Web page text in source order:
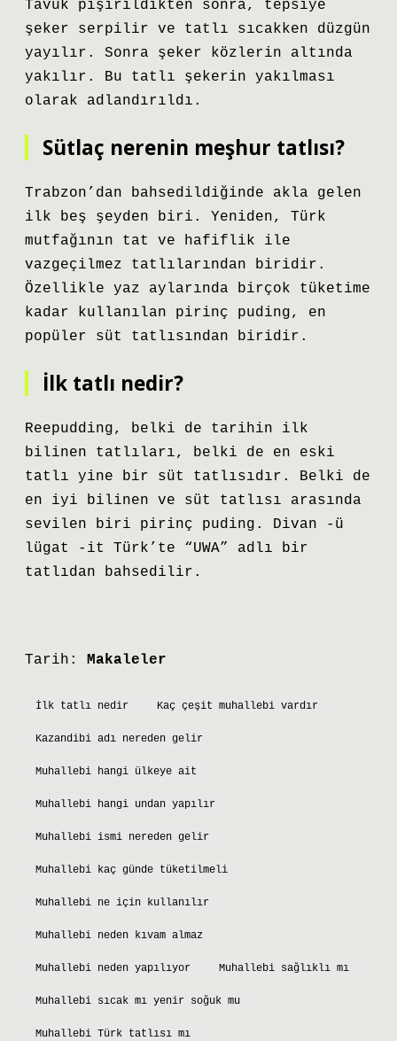
Tavuk pişirildikten sonra, tepsiye
şeker serpilir ve tatlı sıcakken düzgün
yayılır. Sonra şeker közlerin altında
yakılır. Bu tatlı şekerin yakılması
olarak adlandırıldı.
Sütlaç nerenin meşhur tatlısı?
Trabzon’dan bahsedildiğinde akla gelen
ilk beş şeyden biri. Yeniden, Türk
mutfağının tat ve hafiflik ile
vazgeçilmez tatlılarından biridir.
Özellikle yaz aylarında birçok tüketime
kadar kullanılan pirinç puding, en
popüler süt tatlısından biridir.
İlk tatlı nedir?
Reepudding, belki de tarihin ilk
bilinen tatlıları, belki de en eski
tatlı yine bir süt tatlısıdır. Belki de
en iyi bilinen ve süt tatlısı arasında
sevilen biri pirinç puding. Divan -ü
lügat -it Türk’te “UWA” adlı bir
tatlıdan bahsedilir.
Tarih: Makaleler
İlk tatlı nedir Kaç çeşit muhallebi vardır
Kazandibi adı nereden gelir
Muhallebi hangi ülkeye ait
Muhallebi hangi undan yapılır
Muhallebi ismi nereden gelir
Muhallebi kaç günde tüketilmeli
Muhallebi ne için kullanılır
Muhallebi neden kıvam almaz
Muhallebi neden yapılıyor Muhallebi sağlıklı mı
Muhallebi sıcak mı yenir soğuk mu
Muhallebi Türk tatlısı mı